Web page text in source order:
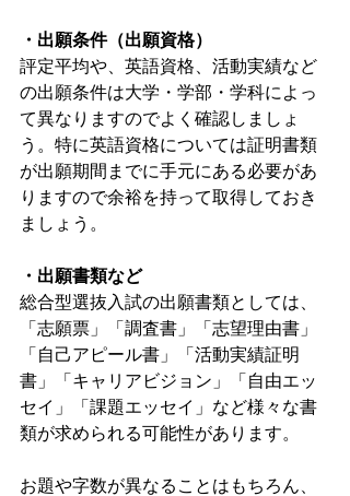
・出願条件（出願資格）
評定平均や、英語資格、活動実績など
の出願条件は大学・学部・学科によっ
て異なりますのでよく確認しましょ
う。特に英語資格については証明書類
が出願期間までに手元にある必要があ
りますので余裕を持って取得しておき
ましょう。
・出願書類など
総合型選抜入試の出願書類としては、
「志願票」「調査書」「志望理由書」
「自己アピール書」「活動実績証明
書」「キャリアビジョン」「自由エッ
セイ」「課題エッセイ」など様々な書
類が求められる可能性があります。
お題や字数が異なることはもちろん、